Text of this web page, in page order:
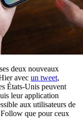
deux nouveaux
avec un tweet,
États-Unis peuvent
leur application
aux utilisateurs de
que pour ceux